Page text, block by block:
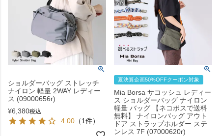
ショルダーバッグ ストレッチ
ナイロン 軽量 2WAY レディー
ス (09000656r)
¥6,380税込
4.00 （1件）
夏決算企画50%OFFクーポン対象
Mia Borsa サコッシュ レディー
ス ショルダーバッグ ナイロン
軽量 バッグ 【ネコポスで送料
無料】 ナイロンバッグ アウト
ドア ストラップホルダー ステ
ンレス 7F (07000620r)